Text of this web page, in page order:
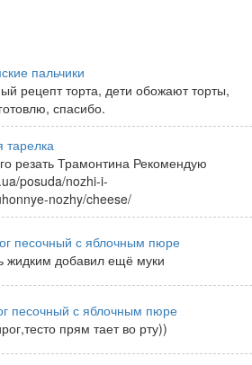
пальчики
рецепт торта, дети обожают торты,
спасибо.
резать Трамонтина Рекомендую
posuda/nozhi-i-
nozhy/cheese/
песочный с яблочным пюре
жидким добавил ещё муки
песочный с яблочным пюре
прям тает во рту))